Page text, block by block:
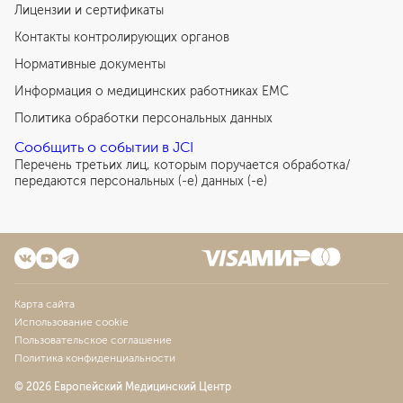
Лицензии и сертификаты
Контакты контролирующих органов
Нормативные документы
Информация о медицинских работниках EMC
Политика обработки персональных данных
Сообщить о событии в JCI
Перечень третьих лиц, которым поручается обработка/
передаются персональных (-е) данных (-е)
Карта сайта
Использование cookie
Пользовательское соглашение
Политика конфиденциальности
© 2026 Европейский Медицинский Центр